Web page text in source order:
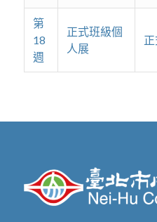
第
18
週
正式班級個
人展